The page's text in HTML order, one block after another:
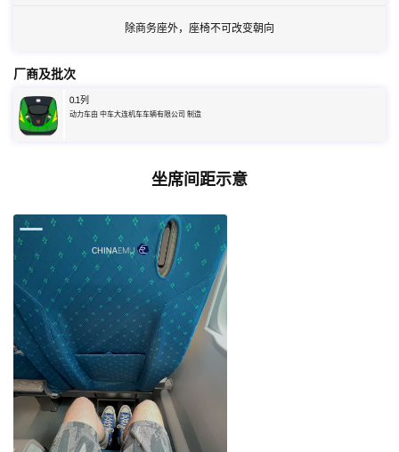
除商务座外，座椅不可改变朝向
厂商及批次
0.1列
动力车由 中车大连机车车辆有限公司 制造
坐席间距示意